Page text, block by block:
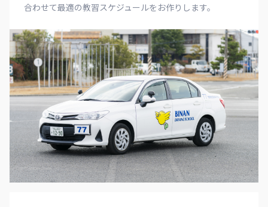
合わせて最適の教習スケジュールをお作りします。